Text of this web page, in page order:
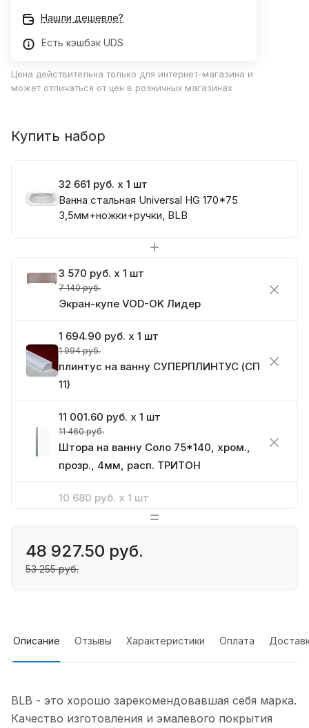
Нашли дешевле?
Есть кэшбэк UDS
Цена действительна только для интернет-магазина и
может отличаться от цен в розничных магазинах
Купить набор
32 661 руб. x 1 шт
Ванна стальная Universal HG 170*75
3,5мм+ножки+ручки, BLB
Экран-купе VOD-OK Лидер
3 570 руб. x 1 шт
7 140 руб.
плинтус на ванну СУПЕРПЛИНТУС (СП
11)
1 694.90 руб. x 1 шт
1 994 руб.
Штора на ванну Соло 75*140, хром.,
прозр., 4мм, расп. ТРИТОН
11 001.60 руб. x 1 шт
11 460 руб.
Штора на ванну ТРИТОН
(Щ0000051154)
10 680 руб. x 1 шт
48 927.50 руб.
53 255 руб.
Описание Отзывы Характеристики Оплата
BLB - это хорошо зарекомендовавшая себя марка.
Качество изготовления и эмалевого покрытия